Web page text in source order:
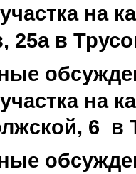
на
25а в
на
6  в